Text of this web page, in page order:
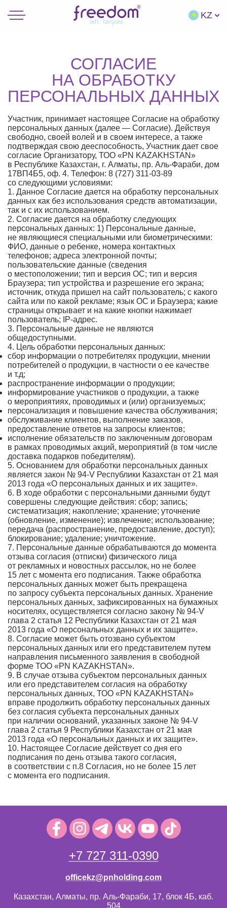
KZ
СОГЛАСИЕ
НА ОБРАБОТКУ
ПЕРСОНАЛЬНЫХ ДАННЫХ
Участник, принимает настоящее Согласие на обработку
персональных данных (далее — Согласие). Действуя
свободно, своей волей и в своем интересе, а также
подтверждая свою дееспособность, Участник дает свое
согласие Организатору, ТОО «PN KAZAKHSTAN»
в Республике Казахстан, г. Алматы, пр. Аль-Фараби, дом
17ВП4Б5, оф. 4. Телефон: 8 (727) 311-03-89
со следующими условиями:
1. Данное Согласие дается на обработку персональных
данных как без использования средств автоматизации,
так и с их использованием.
2. Согласие дается на обработку следующих
персональных данных: 1) Персональные данные,
не являющиеся специальными или биометрическими:
ФИО, данные о ребенке, номера контактных
телефонов; адреса электронной почты;
пользовательские данные (сведения
о местоположении; тип и версия ОС; тип и версия
Браузера; тип устройства и разрешение его экрана;
источник, откуда пришел на сайт пользователь; с какого
сайта или по какой рекламе; язык ОС и Браузера; какие
страницы открывает и на какие кнопки нажимает
пользователь; IP-адрес.
3. Персональные данные не являются
общедоступными.
4. Цель обработки персональных данных:
сбор информации о потребителях продукции, мнении
потребителей о продукции, в частности о ее качестве
и т.д;
распространение информации о продукции;
информирование участников о продукции, а также
о мероприятиях, проводимых и (или) организуемых;
персонализация и повышение качества обслуживания;
обслуживание клиентов, выполнение заказов,
предоставление ответов на запросы клиентов;
исполнение обязательств по заключенным договорам
в рамках проводимых акций, мероприятий (в том числе
доставка подарков победителям).
5. Основанием для обработки персональных данных
является закон № 94-V Республики Казахстан от 21 мая
2013 года «О персональных данных и их защите».
6. В ходе обработки с персональными данными будут
совершены следующие действия: сбор; запись;
систематизация; накопление; хранение; уточнение
(обновление, изменение); извлечение; использование;
передача (распространение, предоставление, доступ);
блокирование; удаление; уничтожение.
7. Персональные данные обрабатываются до момента
отзыва согласия (отписки) физического лица
от рекламных и новостных рассылок, но не более
15 лет с момента его подписания. Также обработка
персональных данных может быть прекращена
по запросу субъекта персональных данных. Хранение
персональных данных, зафиксированных на бумажных
носителях, осуществляется согласно закону № 94-V
глава 2 статья 12 Республики Казахстан от 21 мая
2013 года «О персональных данных и их защите».
8. Согласие может быть отозвано субъектом
персональных данных или его представителем путем
направления письменного заявления в свободной
форме ТОО «PN KAZAKHSTAN».
9. В случае отзыва субъектом персональных данных
или его представителем согласия на обработку
персональных данных, ТОО «PN KAZAKHSTAN»
вправе продолжить обработку персональных данных
без согласия субъекта персональных данных
при наличии оснований, указанных законе № 94-V
глава 2 статья 9 Республики Казахстан от 21 мая
2013 года «О персональных данных и их защите».
10. Настоящее Согласие действует со дня его
подписания по день отзыва такого согласия,
в соответствии с п.8 Согласия, но не более 15 лет
с момента его подписания.
+7 727 311-0390
officekz@pnholding.com
Казахстан, Алматы, пр. Аль-Фараби, 17, блок 4Б, каб.
504